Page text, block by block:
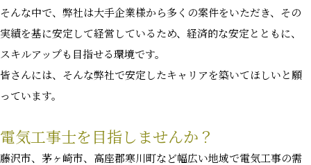
そんな中で、弊社は大手企業様から多くの案件をいただき、その
実績を基に安定して経営しているため、経済的な安定とともに、
スキルアップも目指せる環境です。
皆さんには、そんな弊社で安定したキャリアを築いてほしいと願
っています。
電気工事士を目指しませんか？
藤沢市、茅ヶ崎市、高座郡寒川町など幅広い地域で電気工事の需